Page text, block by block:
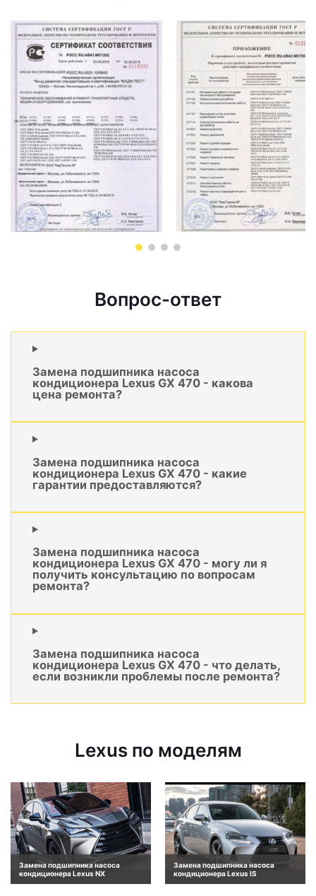
Вопрос-ответ
Замена подшипника насоса
кондиционера Lexus GX 470 - какова
цена ремонта?
Замена подшипника насоса
кондиционера Lexus GX 470 - какие
гарантии предоставляются?
Замена подшипника насоса
кондиционера Lexus GX 470 - могу ли я
получить консультацию по вопросам
ремонта?
Замена подшипника насоса
кондиционера Lexus GX 470 - что делать,
если возникли проблемы после ремонта?
Lexus по моделям
Замена подшипника насоса
кондиционера Lexus NX
Замена подшипника насоса
кондиционера Lexus IS